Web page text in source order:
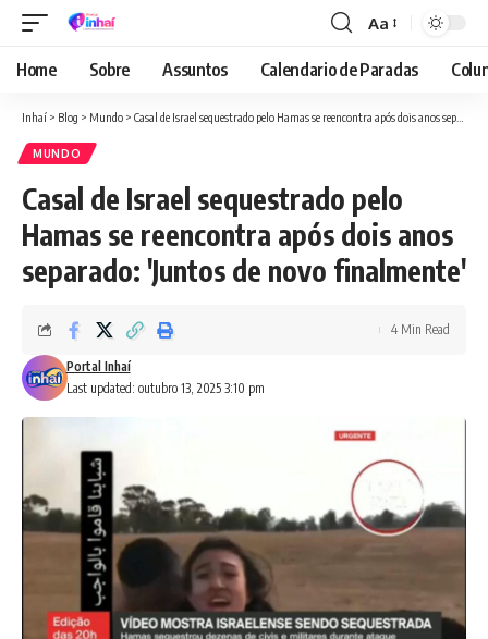
Font
Resizer
Aa
Home Sobre Assuntos Calendario de Paradas
Inhaí > Blog > Mundo > Casal de Israel sequestrado pelo Hamas se reencontra após dois anos separado: 'Juntos de novo finalmente'
MUNDO
Casal de Israel sequestrado pelo
Hamas se reencontra após dois anos
separado: 'Juntos de novo finalmente'
Last updated: outubro 13, 2025 3:10 pm
Portal Inhaí
4 Min Read